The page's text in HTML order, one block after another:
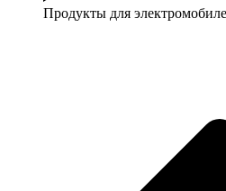
Продукты для